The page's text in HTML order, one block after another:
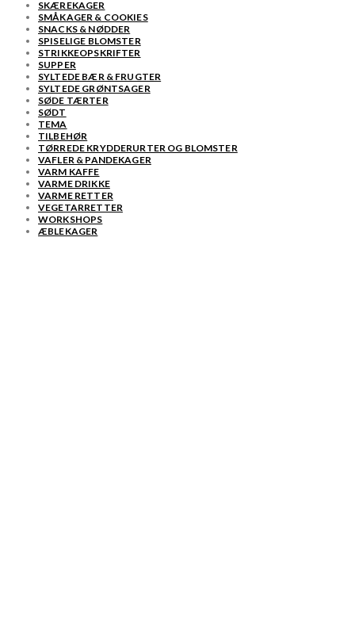
SKÆREKAGER
SMÅKAGER & COOKIES
SNACKS & NØDDER
SPISELIGE BLOMSTER
STRIKKEOPSKRIFTER
SUPPER
SYLTEDE BÆR & FRUGTER
SYLTEDE GRØNTSAGER
SØDE TÆRTER
SØDT
TEMA
TILBEHØR
TØRREDE KRYDDERURTER OG BLOMSTER
VAFLER & PANDEKAGER
VARM KAFFE
VARME DRIKKE
VARME RETTER
VEGETARRETTER
WORKSHOPS
ÆBLEKAGER